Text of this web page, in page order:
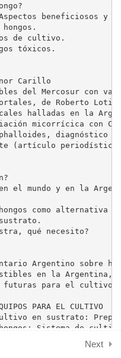
2
2
2
2
1
beneficiosos y
de cultivo.
tóxicos.
Carillo
del Mercosur con
de Roberto
halladas en la
micorrícica con
diagnóstico
(artículo
el mundo y en la
como alternativa
qué necesito?
Argentino sobre
en la Argentina,
futuras para el cultivo
PARA EL CULTIVO
en sustrato:
Sistema de
y producción.
Next